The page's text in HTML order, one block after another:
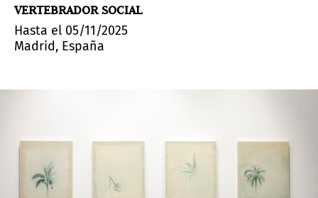
VERTEBRADOR SOCIAL
Hasta el 05/11/2025
Madrid, España